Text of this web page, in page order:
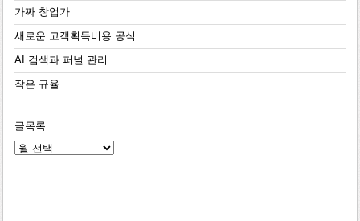
가짜 창업가
새로운 고객획득비용 공식
AI 검색과 퍼널 관리
작은 규율
글목록
글